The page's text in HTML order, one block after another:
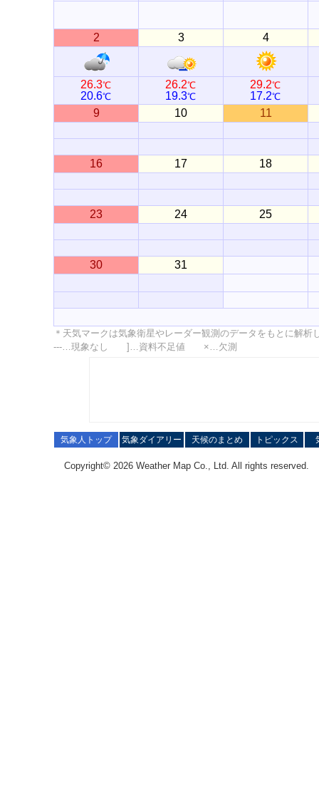
2 3 4
26.3℃
20.6℃
26.2℃
19.3℃
29.2℃
17.2℃
9 10 11
16 17 18
23 24 25
30 31
＊天気マークは気象衛星やレーダー観測のデータをもとに解
---…現象なし ]…資料不足値 ×…欠測
気象人トップ 気象ダイアリー 天候のまとめ トピックス
Copyright© 2026 Weather Map Co., Ltd. All rights reserved.